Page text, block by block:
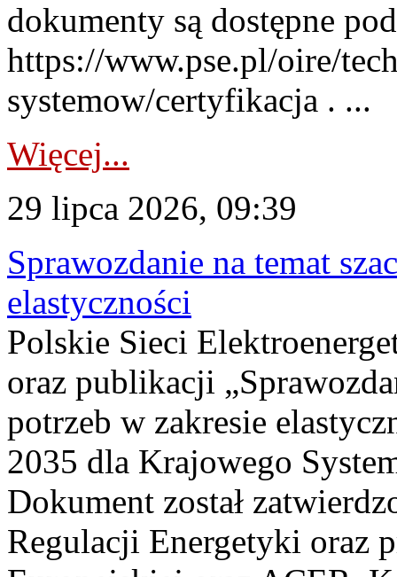
dokumenty są dostępne
https://www.pse.pl/oire/
systemow/certyfikacja . ...
Więcej...
29 lipca 2026, 09:39
Sprawozdanie na temat
elastyczności
Polskie Sieci
oraz publikacji
potrzeb w zakresie
2035 dla Krajowego
Dokument został
Regulacji Energetyki oraz